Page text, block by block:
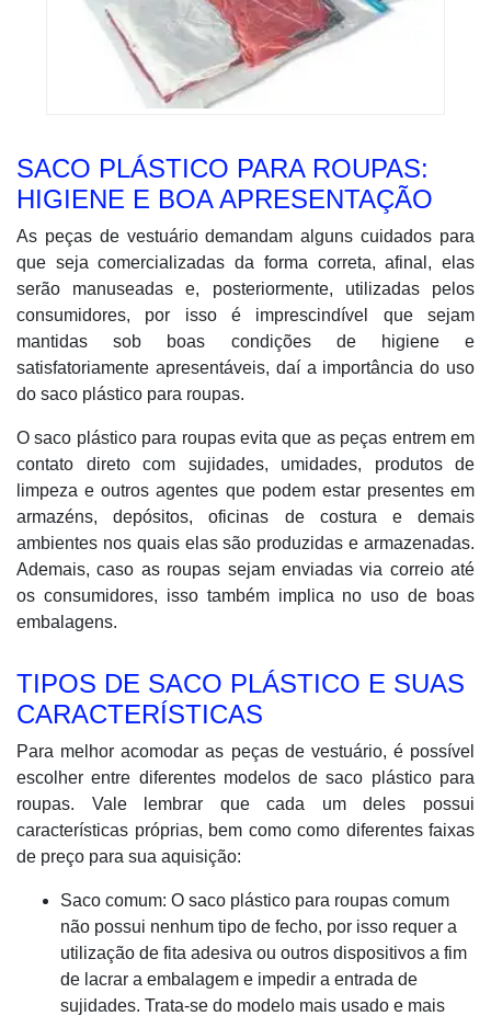
SACO PLÁSTICO PARA ROUPAS:
HIGIENE E BOA APRESENTAÇÃO
As peças de vestuário demandam alguns cuidados para
que seja comercializadas da forma correta, afinal, elas
serão manuseadas e, posteriormente, utilizadas pelos
consumidores, por isso é imprescindível que sejam
mantidas sob boas condições de higiene e
satisfatoriamente apresentáveis, daí a importância do uso
do saco plástico para roupas.
O saco plástico para roupas evita que as peças entrem em
contato direto com sujidades, umidades, produtos de
limpeza e outros agentes que podem estar presentes em
armazéns, depósitos, oficinas de costura e demais
ambientes nos quais elas são produzidas e armazenadas.
Ademais, caso as roupas sejam enviadas via correio até
os consumidores, isso também implica no uso de boas
embalagens.
TIPOS DE SACO PLÁSTICO E SUAS
CARACTERÍSTICAS
Para melhor acomodar as peças de vestuário, é possível
escolher entre diferentes modelos de saco plástico para
roupas. Vale lembrar que cada um deles possui
características próprias, bem como como diferentes faixas
de preço para sua aquisição:
Saco comum: O saco plástico para roupas comum
não possui nenhum tipo de fecho, por isso requer a
utilização de fita adesiva ou outros dispositivos a fim
de lacrar a embalagem e impedir a entrada de
sujidades. Trata-se do modelo mais usado e mais